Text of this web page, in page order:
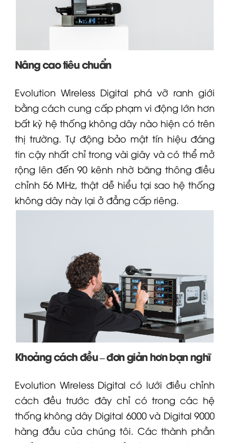
Nâng cao tiêu chuẩn
Evolution Wireless Digital phá vỡ ranh giới
bằng cách cung cấp phạm vi động lớn hơn
bất kỳ hệ thống không dây nào hiện có trên
thị trường. Tự động bảo mật tín hiệu đáng
tin cậy nhất chỉ trong vài giây và có thể mở
rộng lên đến 90 kênh nhờ băng thông điều
chỉnh 56 MHz, thật dễ hiểu tại sao hệ thống
không dây này lại ở đẳng cấp riêng.
Khoảng cách đều – đơn giản hơn bạn nghĩ
Evolution Wireless Digital có lưới điều chỉnh
cách đều trước đây chỉ có trong các hệ
thống không dây Digital 6000và Digital 9000
hàng đầu của chúng tôi. Các thành phần